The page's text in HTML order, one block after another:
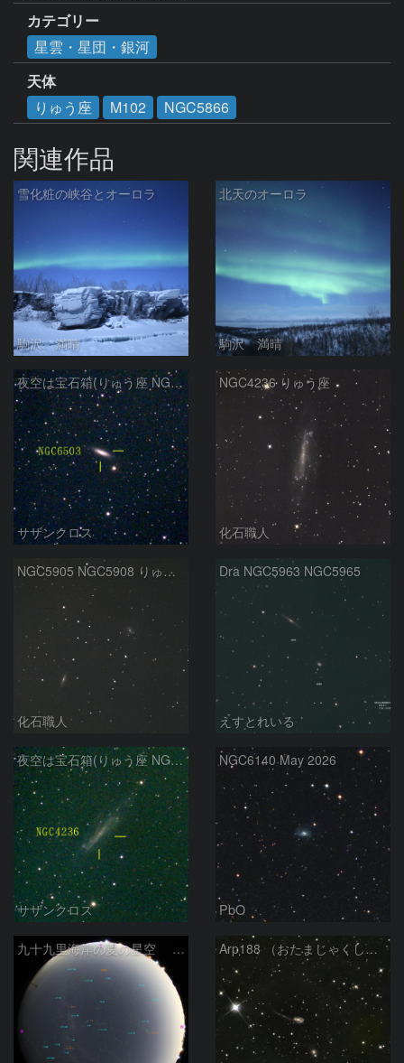
カテゴリー
星雲・星団・銀河
天体
りゅう座
M102 NGC5866
関連作品
雪化粧の峡谷とオーロラ
駒沢 満晴
北天のオーロラ
駒沢 満晴
夜空は宝石箱(りゅう座 NGC6503) Seestar50
サザンクロス
NGC4236 りゅう座
化石職人
NGC5905 NGC5908 りゅう座
化石職人
Dra NGC5963 NGC5965
えすとれいる
夜空は宝石箱(りゅう座 NGC4236) Seestar50
サザンクロス
NGC6140 May 2026
PbO
九十九里海岸の夏の星空 260518 Arp188 （おたまじゃくし銀河 りゅう座）